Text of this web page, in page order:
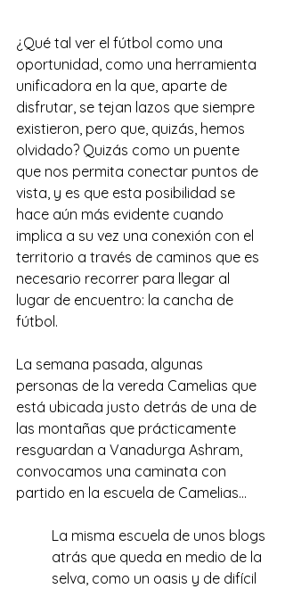
¿Qué tal ver el fútbol como una
oportunidad, como una herramienta
unificadora en la que, aparte de
disfrutar, se tejan lazos que siempre
existieron, pero que, quizás, hemos
olvidado? Quizás como un puente
que nos permita conectar puntos de
vista, y es que esta posibilidad se
hace aún más evidente cuando
implica a su vez una conexión con el
territorio a través de caminos que es
necesario recorrer para llegar al
lugar de encuentro: la cancha de
fútbol.
La semana pasada, algunas
personas de la vereda Camelias que
está ubicada justo detrás de una de
las montañas que prácticamente
resguardan a Vanadurga Ashram,
convocamos una caminata con
partido en la escuela de Camelias…
La misma escuela de unos blogs
atrás que queda en medio de la
selva, como un oasis y de difícil